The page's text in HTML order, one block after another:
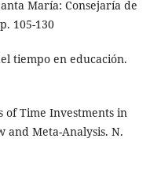
María: Consejaría de
105-130
tiempo en educación.
of Time Investments in
and Meta-Analysis. N.